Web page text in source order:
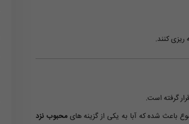
ریزی کنند.
گرفته است.
باعث شده که آبا به یکی از گزینه هایمحبوب نزد